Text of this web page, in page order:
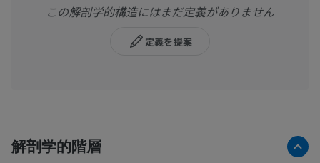
この解剖学的構造にはまだ定義がありません
定義を提案
解剖学的階層